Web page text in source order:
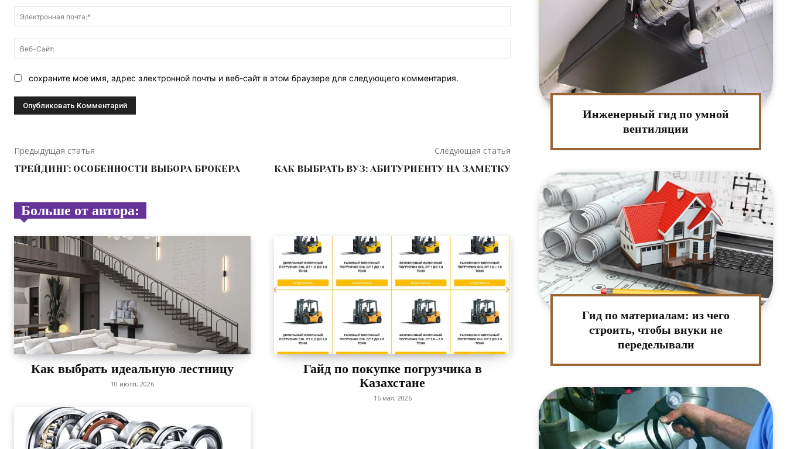
почта:*
Сайт:
сохраните мое имя, адрес электронной почты и веб-сайт в этом браузере для следующего комментария.
Предыдущая статья
ТРЕЙДИНГ: ОСОБЕННОСТИ ВЫБОРА БРОКЕРА
Следующая статья
КАК ВЫБРАТЬ ВУЗ: АБИТУРИЕНТУ НА ЗАМЕТКУ
Больше от автора:
Как выбрать идеальную лестницу
10 июля, 2026
Гайд по покупке погрузчика в
Казахстане
16 мая, 2026
Инженерный гид по умной
вентиляции
Гид по материалам: из чего
строить, чтобы внуки не
переделывали